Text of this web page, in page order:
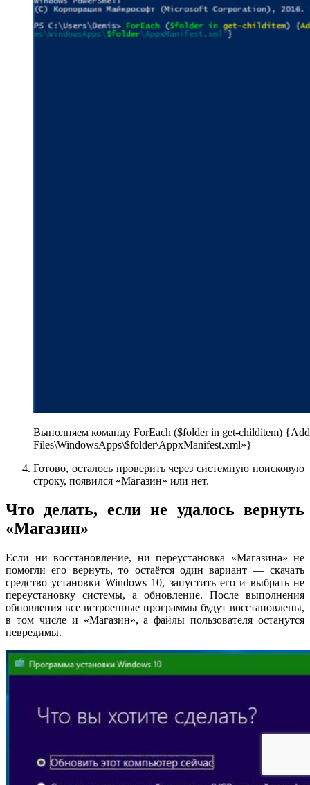
Выполняем команду ForEach ($folder in get-childitem)
Files\WindowsApps\$folder\AppxManifest.xml»}
Готово, осталось проверить через системную поисковую
строку, появился «Магазин» или нет.
Что делать, если не удалось вернуть
«Магазин»
Если ни восстановление, ни переустановка «Магазина» не
помогли его вернуть, то остаётся один вариант — скачать
средство установки Windows 10, запустить его и выбрать не
переустановку системы, а обновление. После выполнения
обновления все встроенные программы будут восстановлены,
в том числе и «Магазин», а файлы пользователя останутся
невредимы.